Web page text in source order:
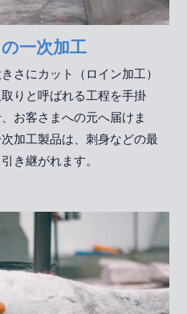
一次加工
さにカット（ロイン加工）
りと呼ばれる工程を手掛
お客さまへの元へ届けま
加工製品は、刺身などの最
き継がれます。